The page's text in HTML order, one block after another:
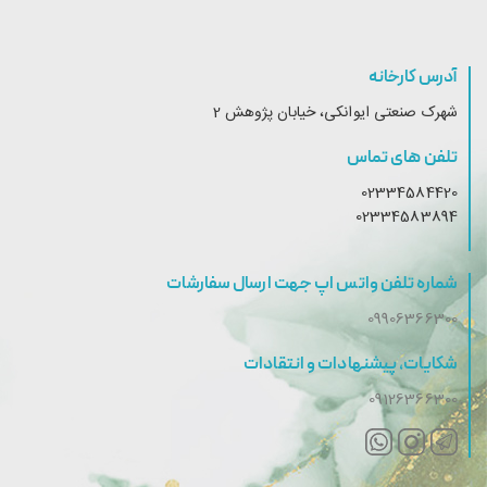
آدرس کارخانه
شهرک صنعتی ایوانکی، خیابان پژوهش 2
تلفن های تماس
02334584420
02334583894
شماره تلفن واتس اپ جهت ارسال سفارشات
09906366300
شکایات، پیشنهادات و انتقادات
09126366300